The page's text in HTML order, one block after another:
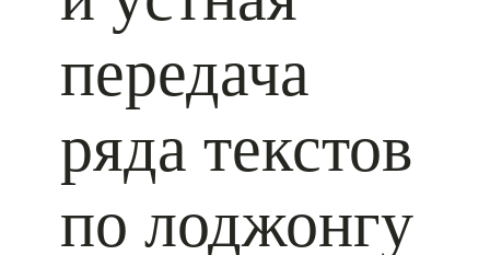
передача
ряда текстов
по лоджонгу